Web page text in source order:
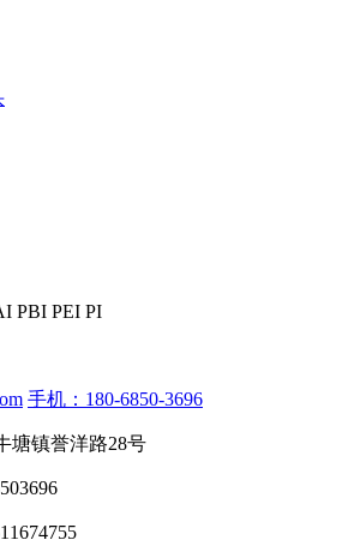
手机：180-6850-3696
塘镇誉洋路28号